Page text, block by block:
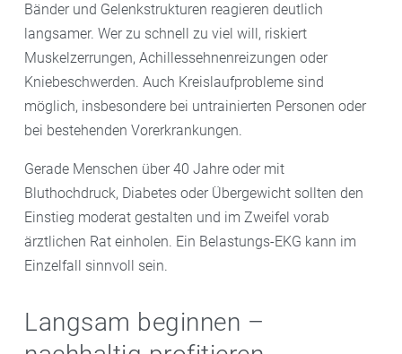
Bänder und Gelenkstrukturen reagieren deutlich
langsamer. Wer zu schnell zu viel will, riskiert
Muskelzerrungen, Achillessehnenreizungen oder
Kniebeschwerden. Auch Kreislaufprobleme sind
möglich, insbesondere bei untrainierten Personen oder
bei bestehenden Vorerkrankungen.
Gerade Menschen über 40 Jahre oder mit
Bluthochdruck, Diabetes oder Übergewicht sollten den
Einstieg moderat gestalten und im Zweifel vorab
ärztlichen Rat einholen. Ein Belastungs-EKG kann im
Einzelfall sinnvoll sein.
Langsam beginnen –